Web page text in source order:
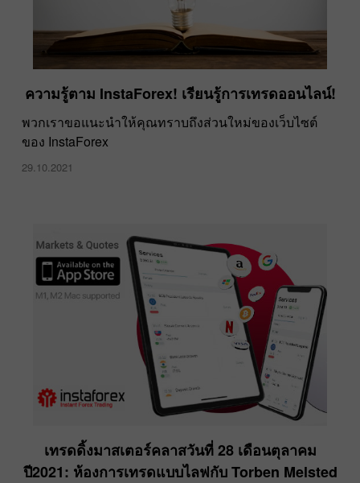
ความรู้ตาม InstaForex! เรียนรู้การเทรดออนไลน์!
พวกเราขอแนะนำให้คุณทราบถึงส่วนใหม่ของเว็บไซต์
ของ InstaForex
29.10.2021
เทรดดิ้งมาสเตอร์คลาสวันที่ 28 เดือนตุลาคม
ปี2021: ห้องการเทรดแบบไลฟกับ Torben Melsted